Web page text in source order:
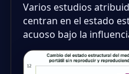
Varios estudios
centran en el estado
acuoso bajo la